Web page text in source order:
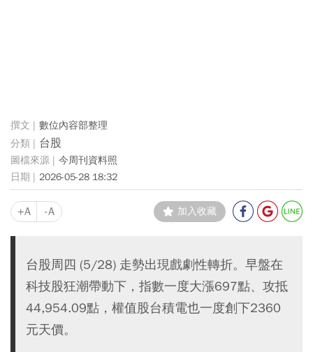
數位內容部整理
台股
今周刊資料照
2026-05-28 18:32
+A -A 加入收藏
台股周四 (5/28) 走勢出現戲劇性轉折。早盤在
科技股狂潮帶動下，指數一度大漲697點、攻抵
44,954.09點，權值股台積電也一度創下2360
元天價。